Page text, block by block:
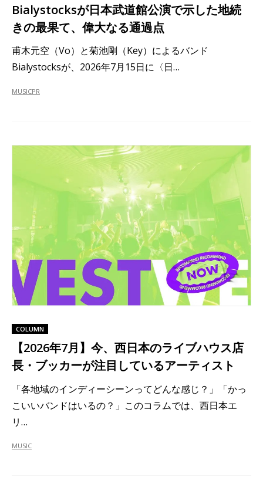
Bialystocksが日本武道館公演で示した地続
きの最果て、偉大なる通過点
甫木元空（Vo）と菊池剛（Key）によるバンド
Bialystocksが、2026年7月15日に〈日…
MUSICPR
COLUMN
【2026年7月】今、西日本のライブハウス店
長・ブッカーが注目しているアーティスト
「各地域のインディーシーンってどんな感じ？」「かっ
こいいバンドはいるの？」このコラムでは、西日本エ
リ…
MUSIC